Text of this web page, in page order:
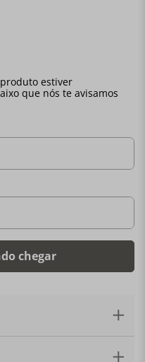
Creuset deixará o seu